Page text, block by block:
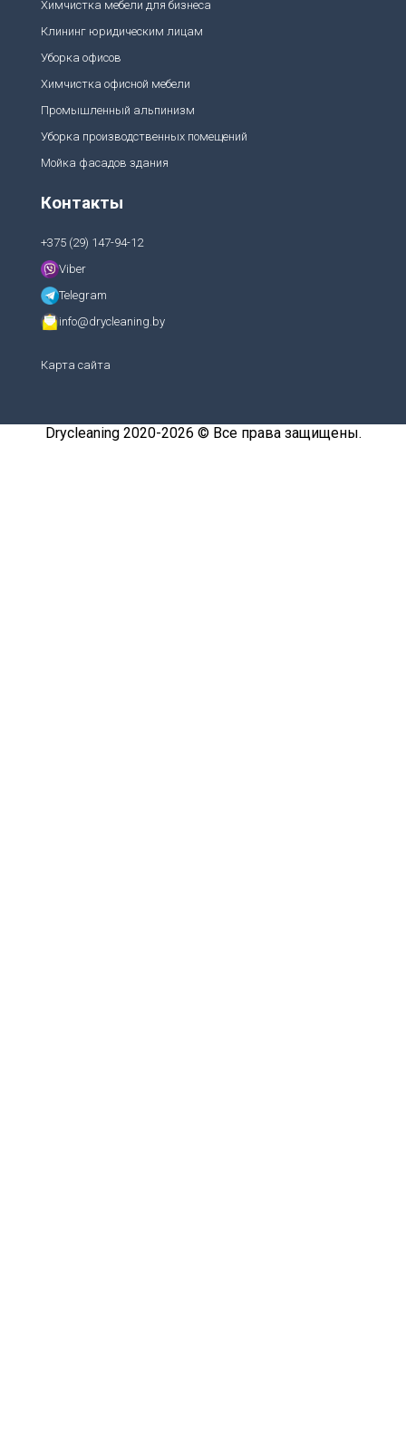
Химчистка мебели для бизнеса
Клининг юридическим лицам
Уборка офисов
Химчистка офисной мебели
Промышленный альпинизм
Уборка производственных помещений
Мойка фасадов здания
Контакты
+375 (29) 147-94-12
Viber
Telegram
info@drycleaning.by
Карта сайта
Drycleaning 2020-2026 © Все права защищены.